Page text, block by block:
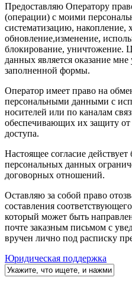
Предоставляю Оператору
(операции) с моими
систематизацию, накопление,
обновление,изменение,
блокирование, уничтожение.
данных является оказание
заполненной формы.
Оператор имеет право на
персональными данными с
носителей или по каналам
обеспечивающих их защиту
доступа.
Настоящее согласие
персональных данных
договорных отношений.
Оставляю за собой право
составления
который может быть
почте заказным письмом с
вручен лично под расписку
Юридическая поддержка